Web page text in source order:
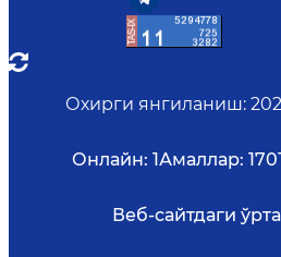
Охирги янгиланиш:
Онлайн: 1Амаллар: 170
Веб-сайтдаги